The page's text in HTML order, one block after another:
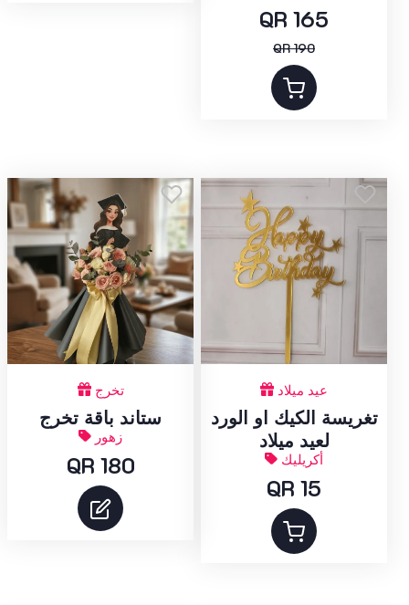
QR 165
QR 190
تخرج
ستاند باقة تخرج
زهور
QR 180
عيد ميلاد
تغريسة الكيك او الورد
لعيد ميلاد
أكريليك
QR 15